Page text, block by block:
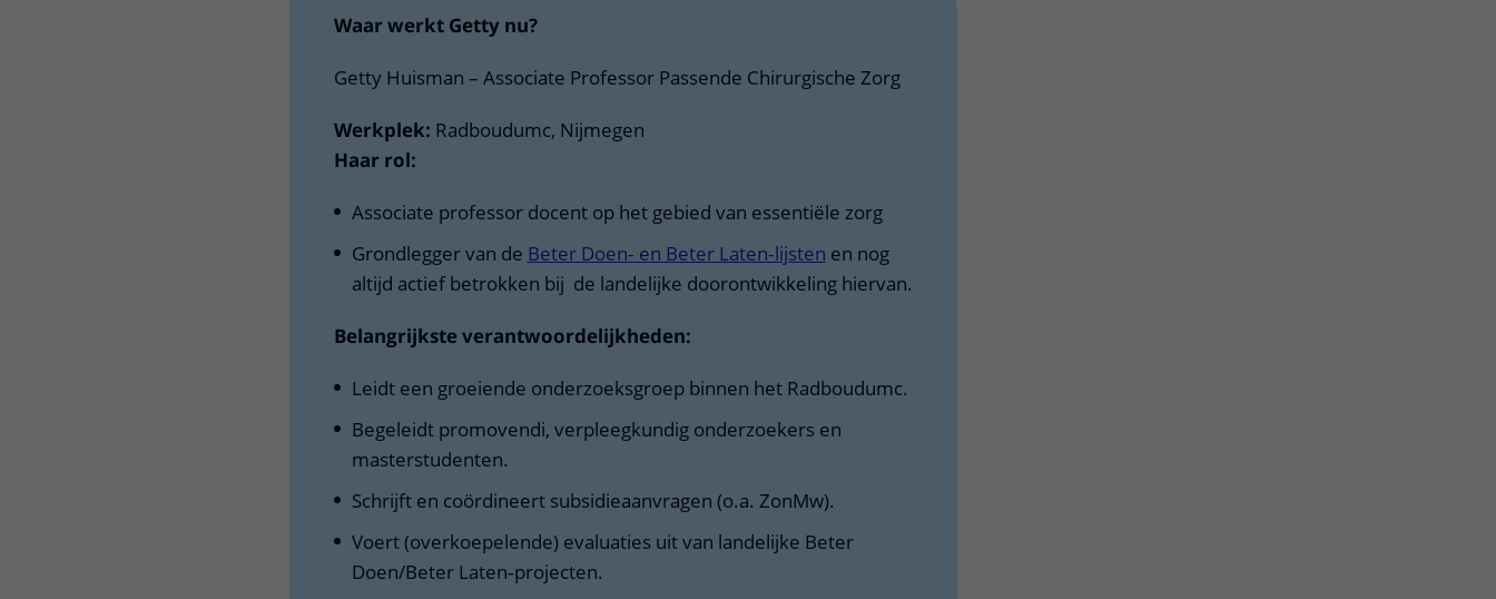
Waar werkt Getty nu?
Getty Huisman – Associate Professor Passende Chirurgische Zorg
Werkplek: Radboudumc, Nijmegen
Haar rol:
Associate professor docent op het gebied van essentiële zorg
Grondlegger van de Beter Doen‑ en Beter Laten‑lijsten en nog
altijd actief betrokken bij de landelijke doorontwikkeling hiervan.
Belangrijkste verantwoordelijkheden:
Leidt een groeiende onderzoeksgroep binnen het Radboudumc.
Begeleidt promovendi, verpleegkundig onderzoekers en
masterstudenten.
Schrijft en coördineert subsidieaanvragen (o.a. ZonMw).
Voert (overkoepelende) evaluaties uit van landelijke Beter
Doen/Beter Laten‑projecten.